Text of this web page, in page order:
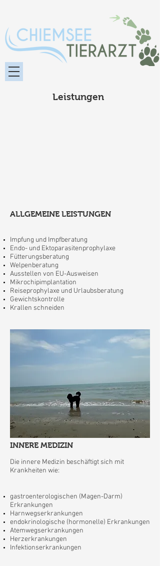
Leistungen
ALLGEMEINE LEISTUNGEN
Impfung und Impfberatung
Endo- und Ektoparasitenprophylaxe
Fütterungsberatung
Welpenberatung
Ausstellen von EU-Ausweisen
Mikrochipimplantation
Reiseprophylaxe und Urlaubsberatung​
Gewichtskontrolle
Krallen schneiden
INNERE MEDIZIN
Die innere Medizin beschäftigt sich mit
Krankheiten wie:
gastroenterologischen (Magen-Darm)
Erkrankungen
Harnwegserkrankungen
endokrinologische (hormonelle) Erkrankungen
Atemwegserkrankungen
Herzerkrankungen
Infektionserkrankungen